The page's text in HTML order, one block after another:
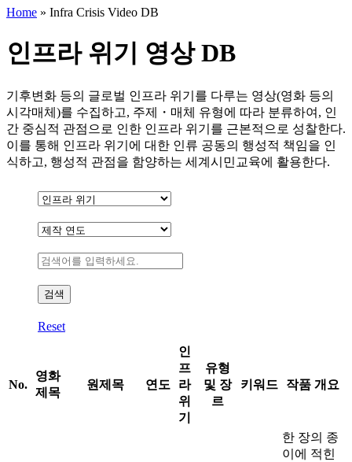
Home » Infra Crisis Video DB
인프라 위기 영상 DB
기후변화 등의 글로벌 인프라 위기를 다루는 영상(영화 등의
시각매체)를 수집하고, 주제・매체 유형에 따라 분류하여, 인
간 중심적 관점으로 인한 인프라 위기를 근본적으로 성찰한다.
이를 통해 인프라 위기에 대한 인류 공동의 행성적 책임을 인
식하고, 행성적 관점을 함양하는 세계시민교육에 활용한다.
Reset
No.
영화
제목
원제목 연도
인
프
라
위
기
유형
및 장
르
키워드 작품 개요
한 장의 종
이에 적힌